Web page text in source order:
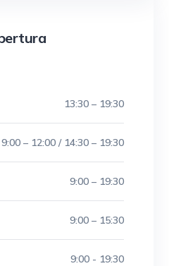
13:30 – 19:30
9:00 – 12:00 / 14:30 – 19:30
9:00 – 19:30
9:00 – 15:30
9:00 - 19:30